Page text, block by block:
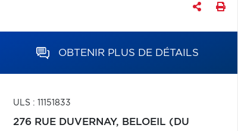
OBTENIR PLUS DE DÉTAILS
ULS : 11151833
276 RUE DUVERNAY, BELOEIL (DU